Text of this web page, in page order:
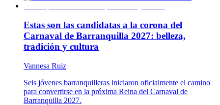
Estas son las candidatas a la corona del
Carnaval de Barranquilla 2027: belleza,
tradición y cultura
Vannesa Ruiz
Seis jóvenes barranquilleras iniciaron oficialmente el camino
para convertirse en la próxima Reina del Carnaval de
Barranquilla 2027.